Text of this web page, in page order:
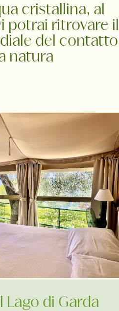
cristallina, al
potrai ritrovare il
del contatto
natura
Lago di Garda